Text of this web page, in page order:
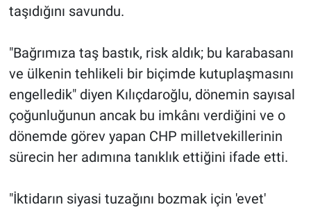
taşıdığını savundu.
"Bağrımıza taş bastık, risk aldık; bu karabasanı
ve ülkenin tehlikeli bir biçimde kutuplaşmasını
engelledik" diyen Kılıçdaroğlu, dönemin sayısal
çoğunluğunun ancak bu imkânı verdiğini ve o
dönemde görev yapan CHP milletvekillerinin
sürecin her adımına tanıklık ettiğini ifade etti.
"İktidarın siyasi tuzağını bozmak için 'evet'